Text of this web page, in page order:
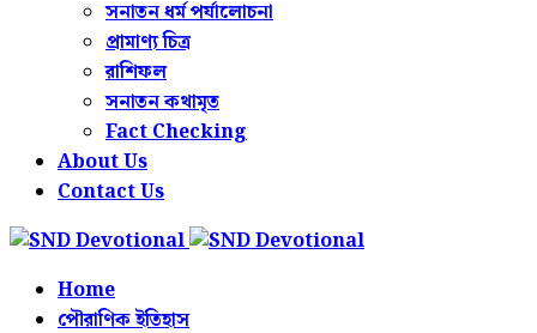
সনাতন ধর্ম পর্যালোচনা
প্রামাণ্য চিত্র
রাশিফল
সনাতন কথামৃত
Fact Checking
About Us
Contact Us
Home
পৌরাণিক ইতিহাস